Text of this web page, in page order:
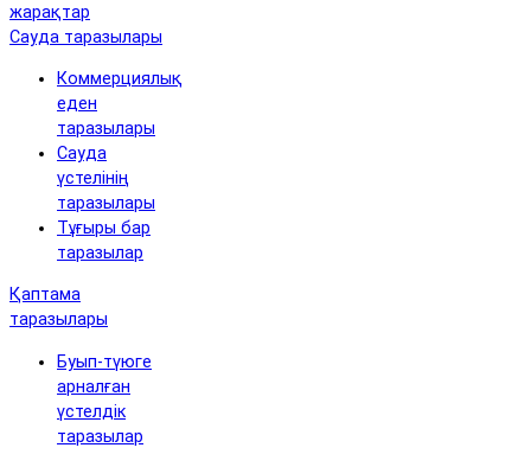
жарақтар
Сауда таразылары
Коммерциялық
еден
таразылары
Сауда
үстелінің
таразылары
Тұғыры бар
таразылар
Қаптама
таразылары
Буып-түюге
арналған
үстелдік
таразылар